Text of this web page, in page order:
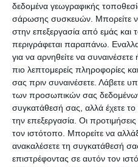
δεδομένα γεωγραφικής
σάρωσης συσκευών. Μπορείτε να
στην επεξεργασία από εμάς
περιγράφεται παραπάνω.
για να αρνηθείτε να
πιο λεπτομερείς πληροφορίες
σας πριν συναινέσετε. Λάβετε
των προσωπικών σας δεδομένων
συγκατάθεσή σας, αλλά έχετε το
την επεξεργασία. Οι
τον ιστότοπο. Μπορείτε να
ανακαλέσετε τη συγκατάθεσή
επιστρέφοντας σε αυτόν τον
Διάλυσε με - Shatter me
Ν.1
Διαθέσιμο
14,16€